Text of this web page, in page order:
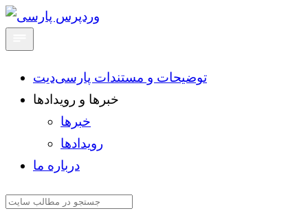
توضیحات و مستندات پارسی‌دیت
خبرها و رویدادها
خبرها
رویدادها
درباره ما